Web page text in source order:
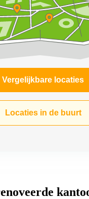
Vergelijkbare locaties
Locaties in de buurt